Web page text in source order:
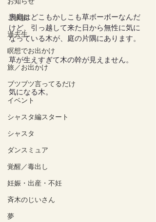
お知らせ
ご挨拶
過去生
瞑想でお出かけ
旅／お出かけ
ブツブツ言ってるだけ
イベント
シャスタ編スタート
シャスタ
ダンスミュア
覚醒／毒出し
妊娠・出産・不妊
斉木のじいさん
夢
裏庭はどこもかしこも草ボーボーなんだ
けど、引っ越して来た日から無性に気に
なっている木が、庭の片隅にあります。
草が生えすぎて木の幹が見えません。
気になる木。